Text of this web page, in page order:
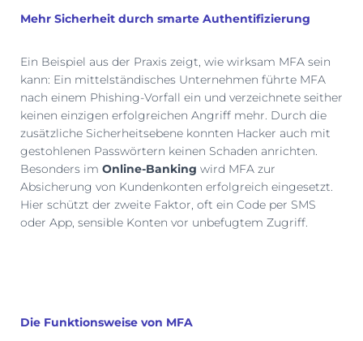
Mehr Sicherheit durch smarte Authentifizierung
Ein Beispiel aus der Praxis zeigt, wie wirksam MFA sein
kann: Ein mittelständisches Unternehmen führte MFA
nach einem Phishing-Vorfall ein und verzeichnete seither
keinen einzigen erfolgreichen Angriff mehr. Durch die
zusätzliche Sicherheitsebene konnten Hacker auch mit
gestohlenen Passwörtern keinen Schaden anrichten.
Besonders im Online-Banking wird MFA zur
Absicherung von Kundenkonten erfolgreich eingesetzt.
Hier schützt der zweite Faktor, oft ein Code per SMS
oder App, sensible Konten vor unbefugtem Zugriff.
Die Funktionsweise von MFA